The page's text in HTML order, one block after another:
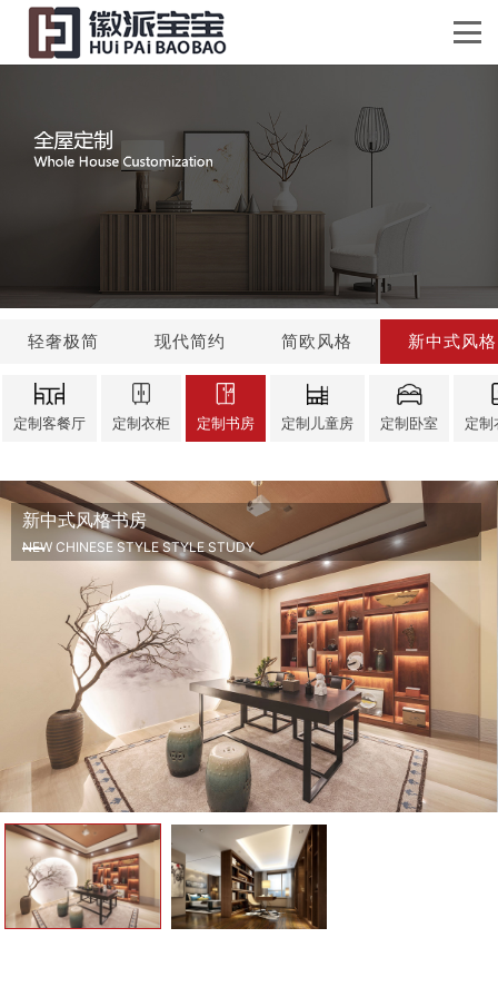
轻奢极简 现代简约 简欧风格 新中式风格
定制客餐厅 定制衣柜 定制书房 定制儿童房 定制卧室 定制
新中式风格书房
NEW CHINESE STYLE STYLE STUDY